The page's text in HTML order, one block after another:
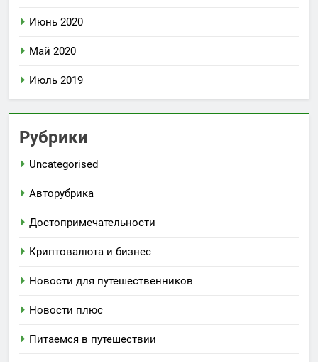
Июнь 2020
Май 2020
Июль 2019
Рубрики
Uncategorised
Авторубрика
Достопримечательности
Криптовалюта и бизнес
Новости для путешественников
Новости плюс
Питаемся в путешествии